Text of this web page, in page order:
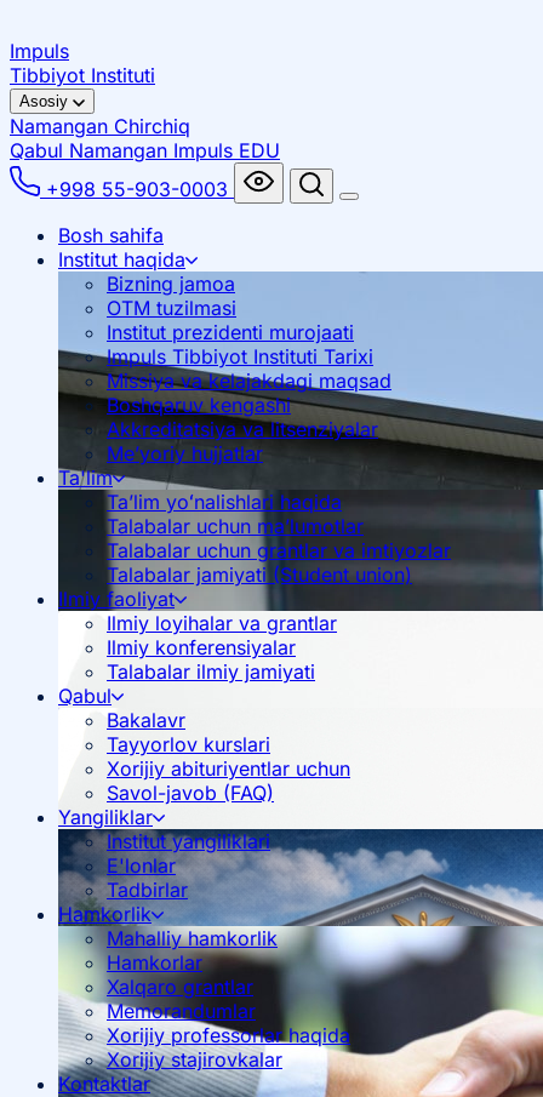
Impuls
Tibbiyot Instituti
Asosiy
Namangan Chirchiq
Qabul Namangan Impuls EDU
+998 55-903-0003
Bosh sahifa
Institut haqida
Bizning jamoa
OTM tuzilmasi
Institut prezidenti murojaati
Impuls Tibbiyot Instituti Tarixi
Missiya va kelajakdagi maqsad
Boshqaruv kengashi
Akkreditatsiya va litsenziyalar
Me’yoriy hujjatlar
Ta'lim
Ta’lim yoʻnalishlari haqida
Talabalar uchun ma’lumotlar
Talabalar uchun grantlar va imtiyozlar
Talabalar jamiyati (Student union)
Ilmiy faoliyat
Ilmiy loyihalar va grantlar
Ilmiy konferensiyalar
Talabalar ilmiy jamiyati
Qabul
Bakalavr
Tayyorlov kurslari
Xorijiy abituriyentlar uchun
Savol-javob (FAQ)
Yangiliklar
Institut yangiliklari
E'lonlar
Tadbirlar
Hamkorlik
Mahalliy hamkorlik
Hamkorlar
Xalqaro grantlar
Memorandumlar
Xorijiy professorlar haqida
Xorijiy stajirovkalar
Kontaktlar